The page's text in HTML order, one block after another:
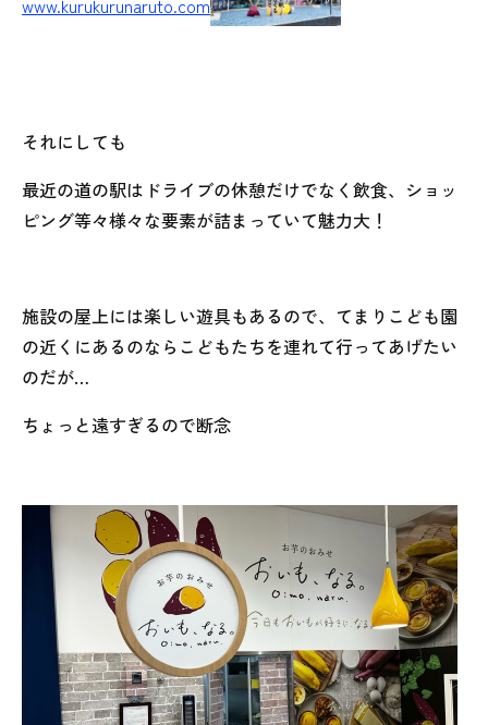
www.kurukurunaruto.com
それにしても
最近の道の駅はドライブの休憩だけでなく飲食、ショッ
ピング等々様々な要素が詰まっていて魅力大！
施設の屋上には楽しい遊具もあるので、てまりこども園
の近くにあるのならこどもたちを連れて行ってあげたい
のだが…
ちょっと遠すぎるので断念